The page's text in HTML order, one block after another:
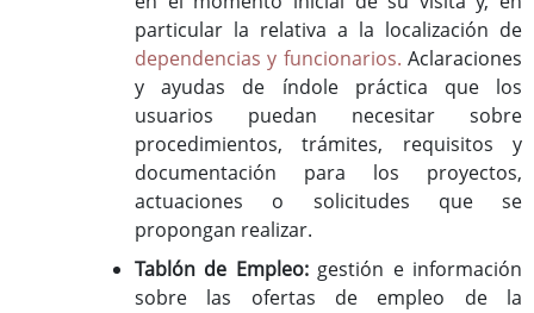
particular la relativa a la localización de
dependencias y funcionarios. Aclaraciones
y ayudas de índole práctica que los
usuarios puedan necesitar sobre
procedimientos, trámites, requisitos y
documentación para los proyectos,
actuaciones o solicitudes que se
propongan realizar.
Tablón de Empleo:gestión e información
sobre las ofertas de empleo de la